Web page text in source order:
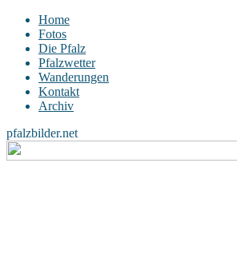
Home
Fotos
Die Pfalz
Pfalzwetter
Wanderungen
Kontakt
Archiv
pfalzbilder.net